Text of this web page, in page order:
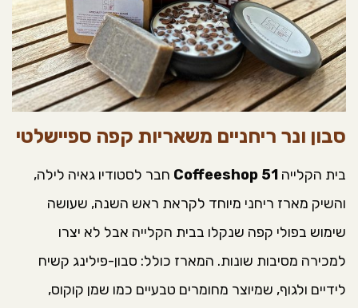
סבון ונר ריחניים משאריות קפה ספיישלטי
בית הקלייה Coffeeshop 51 חבר לסטודיו גאיה לילה,
והשיק מארז ריחני מיוחד לקראת ראש השנה, שעושה
שימוש בפולי קפה שנקלו בבית הקלייה אבל לא יצרו
למכירה מסיבות שונות. המארז כולל: סבון-פילינג קשיח
לידיים ולגוף, שמיוצר מחומרים טבעיים כמו שמן קוקוס,